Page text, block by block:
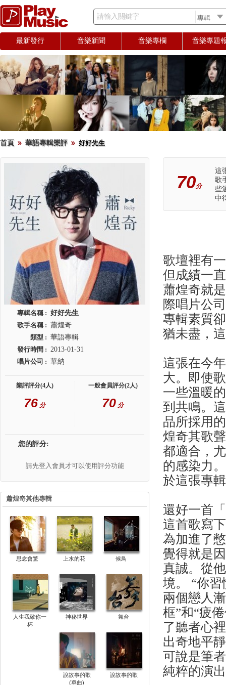
請輸入關鍵字
最新發行 音樂新聞 音樂專欄 音樂專題
首頁 華語專輯樂評 好好先生
專輯名稱 : 好好先生
歌手名稱 : 蕭煌奇
類型 : 華語專輯
發行時間 : 2013-01-31
唱片公司 : 華納
樂評評分(4人)
76 分
一般會員評分(2人)
70 分
您的評分:
請先登入會員才可以使用評分功能
蕭煌奇其他專輯
思念會驚 上水的花 候鳥
人生我敬你一
杯
神秘世界 舞台
說故事的歌
(單曲)
說故事的歌
70分
這
歌
些
中
歌壇裡有
但成績一
蕭煌奇就
際唱片公
專輯素質
猶未盡，
這張在今
大。即使
一些溫暖
到共鳴。
品所採用
煌奇其歌
都適合，
的感染力
於這張專
還好一首
這首歌寫
為加進了
覺得就是
真誠。從
境。 “你
兩個戀人
框”和“疲
了聽者心
出奇地平
可說是筆
純粹的演